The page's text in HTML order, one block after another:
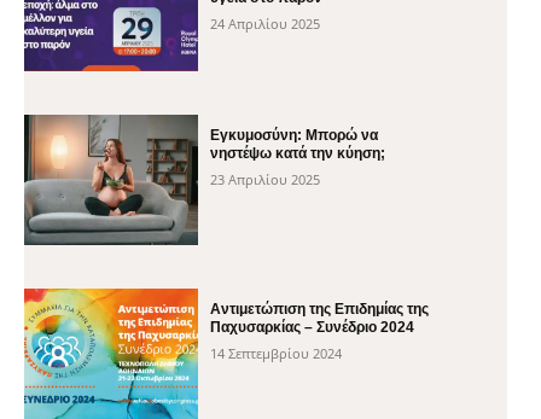
24 Απριλίου 2025
Εγκυμοσύνη: Μπορώ να
νηστέψω κατά την κύηση;
23 Απριλίου 2025
Αντιμετώπιση της Επιδημίας της
Παχυσαρκίας – Συνέδριο 2024
14 Σεπτεμβρίου 2024